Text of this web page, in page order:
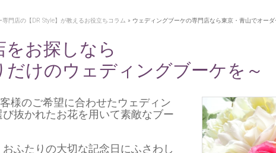
門店の【DR Style】が教えるお役立ちコラム » ウェディングブーケの専門店なら東京・青山でオー
お探しなら
けのウェディングブーケを～
客様のご希望に合わせたウェディン
抜かれたお花を用いて素敵なブー
ふたりの大切な記念日にふさわし